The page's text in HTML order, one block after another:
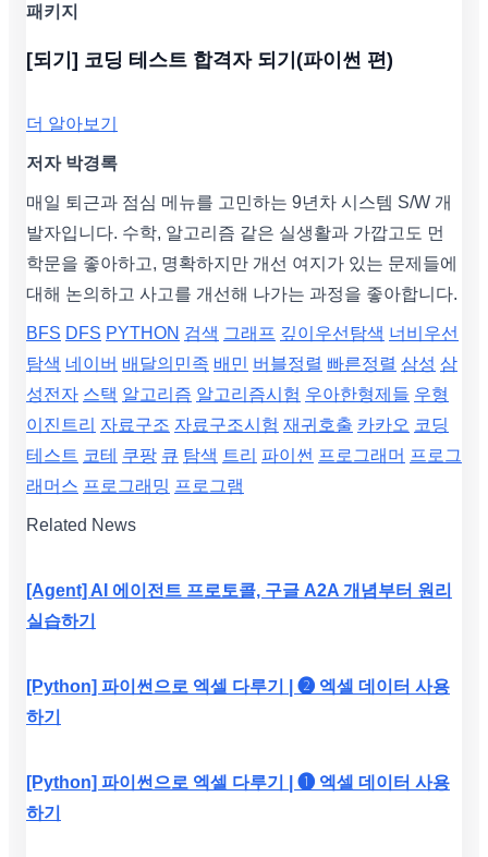
패키지
[되기] 코딩 테스트 합격자 되기(파이썬 편)
더 알아보기
저자 박경록
매일 퇴근과 점심 메뉴를 고민하는 9년차 시스템 S/W 개
발자입니다. 수학, 알고리즘 같은 실생활과 가깝고도 먼
학문을 좋아하고, 명확하지만 개선 여지가 있는 문제들에
대해 논의하고 사고를 개선해 나가는 과정을 좋아합니다.
BFS DFS PYTHON 검색 그래프 깊이우선탐색 너비우선
탐색 네이버 배달의민족 배민 버블정렬 빠른정렬 삼성 삼
성전자 스택 알고리즘 알고리즘시험 우아한형제들 우형
이진트리 자료구조 자료구조시험 재귀호출 카카오 코딩
테스트 코테 쿠팡 큐 탐색 트리 파이썬 프로그래머 프로그
래머스 프로그래밍 프로그램
Related News
[Agent] AI 에이전트 프로토콜, 구글 A2A 개념부터 원리
실습하기
[Python] 파이썬으로 엑셀 다루기 | ❷ 엑셀 데이터 사용
하기
[Python] 파이썬으로 엑셀 다루기 | ❶ 엑셀 데이터 사용
하기